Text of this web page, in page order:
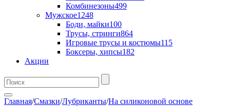
Комбинезоны499
Мужское1248
Боди, майки100
Трусы, стринги864
Игровые трусы и костюмы115
Боксеры, хипсы182
Акции
Главная/Смазки/Лубриканты/На силиконовой основе